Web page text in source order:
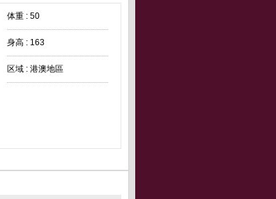
体重 : 50
身高 : 163
区域 : 港澳地區